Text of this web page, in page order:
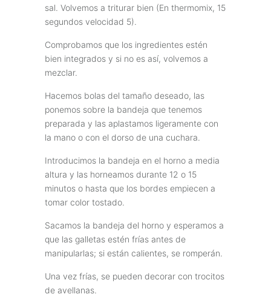
sal. Volvemos a triturar bien (En thermomix, 15
segundos velocidad 5).
Comprobamos que los ingredientes estén
bien integrados y si no es así, volvemos a
mezclar.
Hacemos bolas del tamaño deseado, las
ponemos sobre la bandeja que tenemos
preparada y las aplastamos ligeramente con
la mano o con el dorso de una cuchara.
Introducimos la bandeja en el horno a media
altura y las horneamos durante 12 o 15
minutos o hasta que los bordes empiecen a
tomar color tostado.
Sacamos la bandeja del horno y esperamos a
que las galletas estén frías antes de
manipularlas; si están calientes, se romperán.
Una vez frías, se pueden decorar con trocitos
de avellanas.